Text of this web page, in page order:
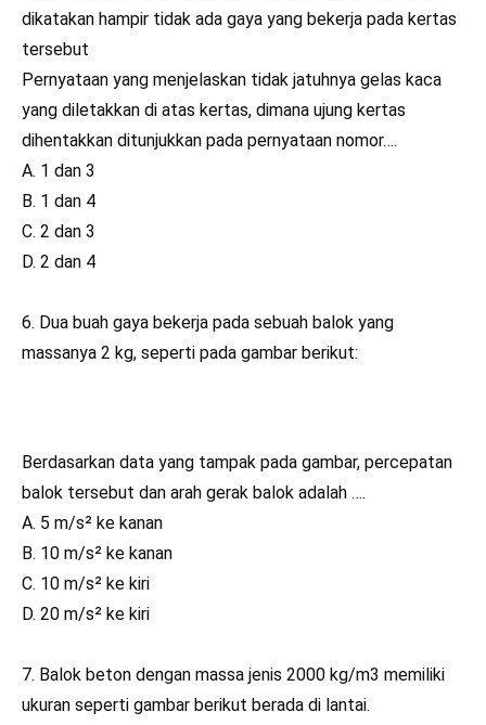
dikatakan hampir tidak ada gaya yang bekerja pada kertas
tersebut
Pernyataan yang menjelaskan tidak jatuhnya gelas kaca
yang diletakkan di atas kertas, dimana ujung kertas
dihentakkan ditunjukkan pada pernyataan nomor….
A. 1 dan 3
B. 1 dan 4
C. 2 dan 3
D. 2 dan 4
6. Dua buah gaya bekerja pada sebuah balok yang
massanya 2 kg, seperti pada gambar berikut:
Berdasarkan data yang tampak pada gambar, percepatan
balok tersebut dan arah gerak balok adalah ….
A. 5 m/s² ke kanan
B. 10 m/s² ke kanan
C. 10 m/s² ke kiri
D. 20 m/s² ke kiri
7. Balok beton dengan massa jenis 2000 kg/m3 memiliki
ukuran seperti gambar berikut berada di lantai.